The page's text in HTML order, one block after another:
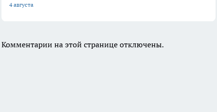
4 августа
Комментарии на этой странице отключены.